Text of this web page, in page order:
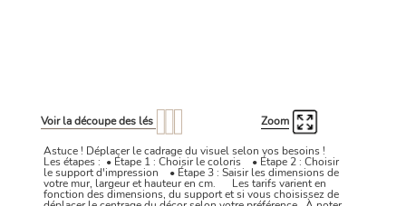
Voir la découpe des lés Zoom
Astuce ! Déplacer le cadrage du visuel selon vos besoins !
Les étapes : • Étape 1 : Choisir le coloris • Étape 2 : Choisir
le support d'impression • Étape 3 : Saisir les dimensions de
votre mur, largeur et hauteur en cm. Les tarifs varient en
fonction des dimensions, du support et si vous choisissez de